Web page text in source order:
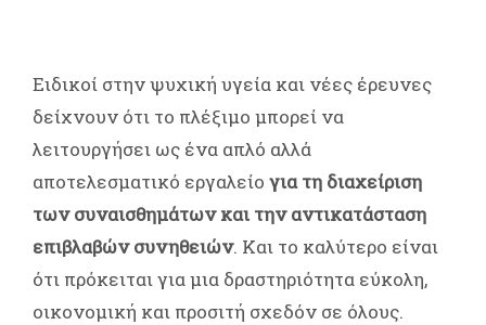
Ειδικοί στην ψυχική υγεία και νέες έρευνες
δείχνουν ότι το πλέξιμο μπορεί να
λειτουργήσει ως ένα απλό αλλά
αποτελεσματικό εργαλείο για τη διαχείριση
των συναισθημάτων και την αντικατάσταση
επιβλαβών συνηθειών. Και το καλύτερο είναι
ότι πρόκειται για μια δραστηριότητα εύκολη,
οικονομική και προσιτή σχεδόν σε όλους.